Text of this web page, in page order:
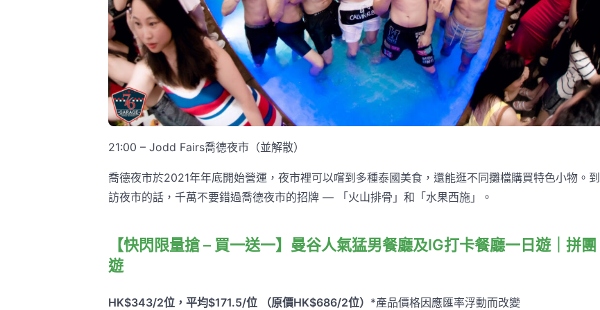
21:00 – Jodd Fairs喬德夜市（並解散）
喬德夜市於2021年年底開始營運，夜市裡可以嚐到多種泰國美食，還能逛不同攤檔購買特色小物。到
訪夜市的話，千萬不要錯過喬德夜市的招牌 — 「火山排骨」和「水果西施」。
【快閃限量搶 – 買一送一】曼谷人氣猛男餐廳及IG打卡餐廳一日遊｜拼團
遊
HK$343/2位，平均$171.5/位 （原價HK$686/2位） *產品價格因應匯率浮動而改變